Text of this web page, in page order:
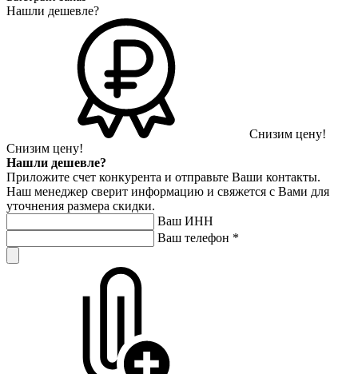
Нашли дешевле?
Снизим цену!
Снизим цену!
Нашли дешевле?
Приложите счет конкурента и отправьте Ваши контакты.
Наш менеджер сверит информацию и свяжется с Вами для
уточнения размера скидки.
Ваш ИНН
Ваш телефон *